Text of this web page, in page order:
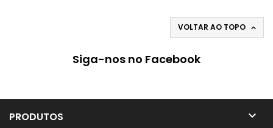
VOLTAR AO TOPO 
Siga-nos no Facebook
PRODUTOS 